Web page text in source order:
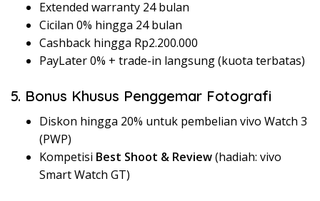
Extended warranty 24 bulan
Cicilan 0% hingga 24 bulan
Cashback hingga Rp2.200.000
PayLater 0% + trade-in langsung (kuota terbatas)
5. Bonus Khusus Penggemar Fotografi
Diskon hingga 20% untuk pembelian vivo Watch 3
(PWP)
Kompetisi Best Shoot & Review(hadiah: vivo
Smart Watch GT)